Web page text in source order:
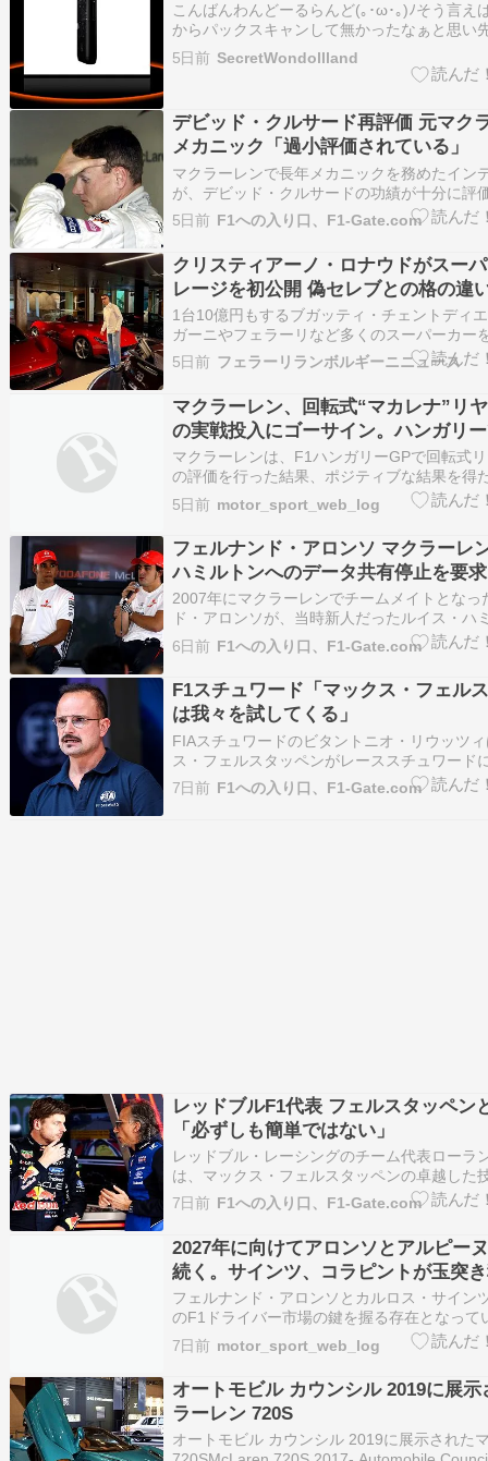
こんばんわんどーるらんど(⁠｡⁠･⁠ω⁠･⁠｡⁠)⁠ﾉ⁠そう言え
からパックスキャンして無かったなぁと思い
スキャンして今月の抽選にチャレンジHiloの
SummerEditionノーマルとPlus両方出てたけ
600Pで回せるノーマルの方にチャレ…
5日前 SecretWondollland
デビッド・クルサード再評価 元マク
メカニック「過小評価されている」
マクラーレンで長年メカニックを務めたイン
が、デビッド・クルサードの功績が十分に評
い現状を「悲しい」と語った。 クルサードは
2004年まで9シーズンにわたってマクラーレ
位を獲得…
5日前 F1への入り口、F1-Gate.com
クリスティアーノ・ロナウドがスー
レージを初公開 偽セレブとの格の違
ける
1台10億円もするブガッティ・チェントディ
ガーニやフェラーリなど多くのスーパーカー
ルトガルのクリスティアーノ・ロナウド選手
意外にも初公開しています。フェラーリの
ないモンツァSP1やデイトナSP3などのほか
スピードテ…
5日前 フェラーリランボルギーニニュース
マクラーレン、回転式“マカレナ”リ
の実戦投入にゴーサイン。ハンガリ
トで好感触
マクラーレンは、F1ハンガリーGPで回転式
の評価を行った結果、ポジティブな結果を得
後実戦に投入する見通しであることを明らか
ペストでのフリープラクティスで、マクラー
レナ”ウイン…
5日前 motor_sport_web_log
フェルナンド・アロンソ マクラーレ
ハミルトンへのデータ共有停止を要求
2007年にマクラーレンでチームメイトとなっ
ド・アロンソが、当時新人だったルイス・ハ
データ共有を停止するようチームに要求して
らかになった。 当時アロンソのレースエンジ
マーク・スレイドが振り返り、この要求は却
の、アロンソが…
6日前 F1への入り口、F1-Gate.com
F1スチュワード「マックス・フェル
は我々を試してくる」
FIAスチュワードのビタントニオ・リウッツ
ス・フェルスタッペンがレーススチュワード
も判断が難しいドライバー」だと語った。 現
ュワードを務める元F1ドライバーのリウッツ
7日前 F1への入り口、F1-Gate.com
レッドブルF1代表 フェルスタッペン
「必ずしも簡単ではない」
レッドブル・レーシングのチーム代表ローラ
は、マックス・フェルスタッペンの卓越した
ードバックがチームに大きな恩恵をもたらし
で、その能力の高さゆえに「必ずしも簡単で
もあると明かした。 2026年シーズンのレッ
続いている。昨年…
7日前 F1への入り口、F1-Gate.com
2027年に向けてアロンソとアルピー
続く。サインツ、コラピントが玉突
能性も
フェルナンド・アロンソとカルロス・サイン
のF1ドライバー市場の鍵を握る存在となって
が来季の去就を決めるまでは、中団チームに
動きが起こることはなさそうだ。 もちろん、
ェルスタッペンの近い将来については依然と
透明さが残…
7日前 motor_sport_web_log
オートモビル カウンシル 2019に展示
ラーレン 720S
オートモビル カウンシル 2019に展示された